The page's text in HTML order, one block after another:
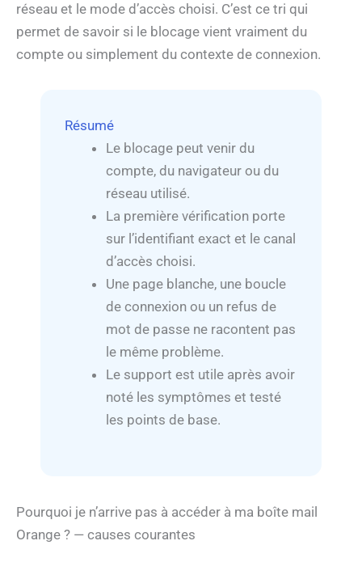
réseau et le mode d’accès choisi. C’est ce tri qui
permet de savoir si le blocage vient vraiment du
compte ou simplement du contexte de connexion.
Résumé
Le blocage peut venir du
compte, du navigateur ou du
réseau utilisé.
La première vérification porte
sur l’identifiant exact et le canal
d’accès choisi.
Une page blanche, une boucle
de connexion ou un refus de
mot de passe ne racontent pas
le même problème.
Le support est utile après avoir
noté les symptômes et testé
les points de base.
Pourquoi je n’arrive pas à accéder à ma boîte mail
Orange ? — causes courantes